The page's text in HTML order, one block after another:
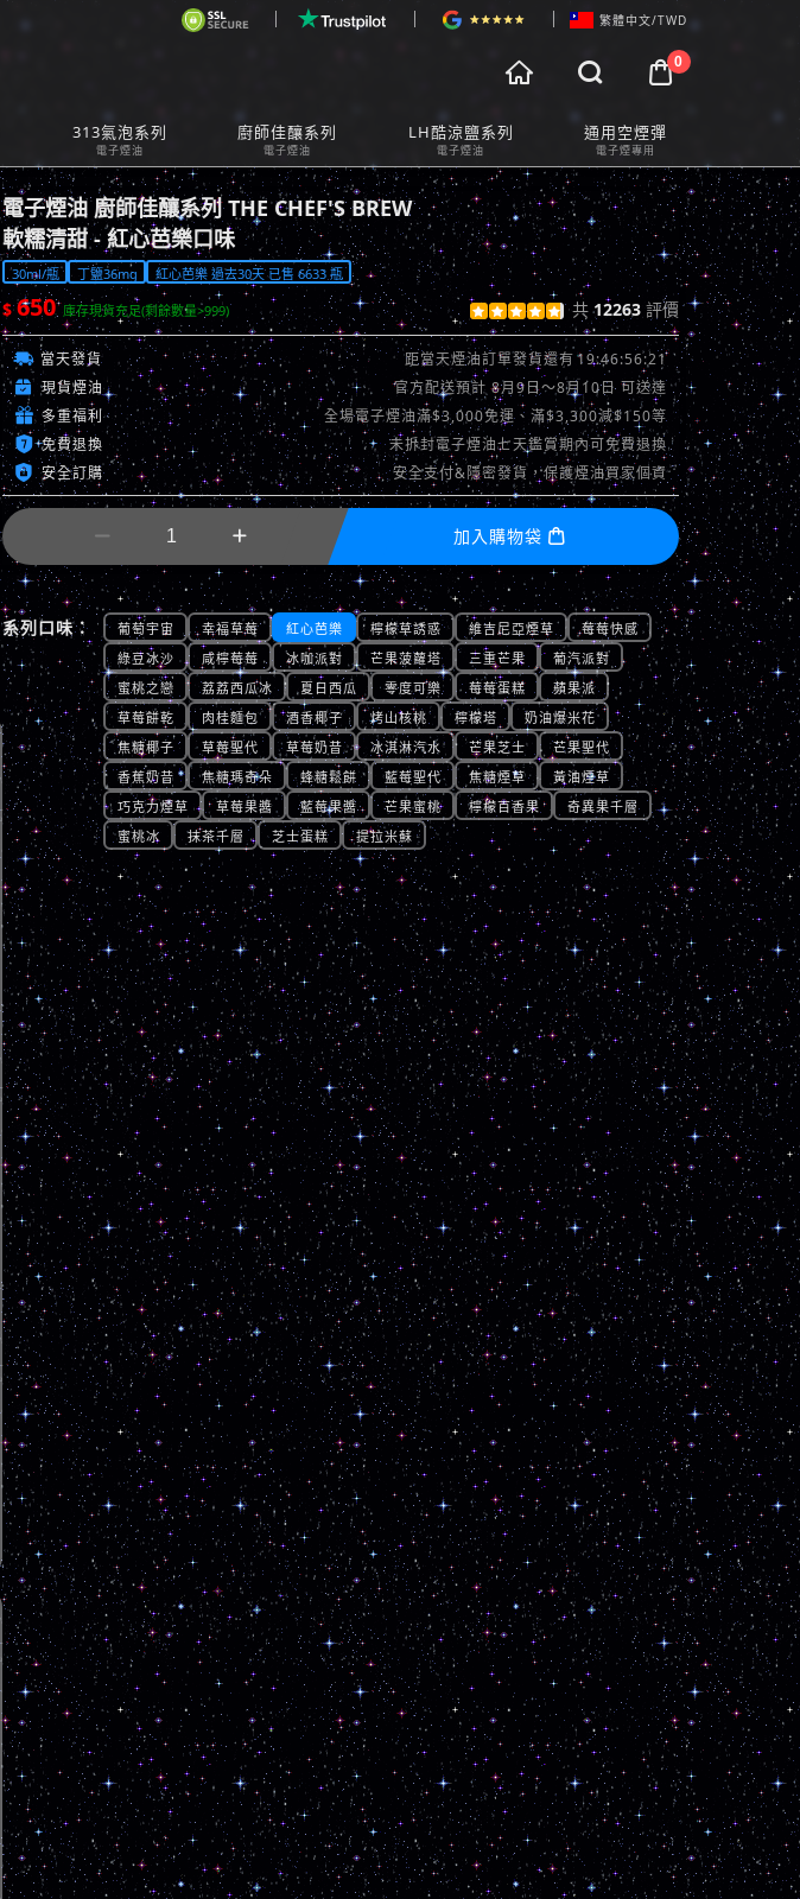
繁體中文/TWD
  0
購物車預覽
Cart Preview
313氣泡系列
電子煙油
廚師佳釀系列
電子煙油
LH酷涼鹽系列
電子煙油
通用空煙彈
電子煙專用
電子煙油 廚師佳釀系列 THE CHEF'S BREW
軟糯清甜 - 紅心芭樂口味
30ml/瓶 丁鹽36mg 紅心芭樂 過去30天 已售 6633 瓶
$650 庫存現貨充足(剩餘數量>999)      共12263 評價
查看評價 >>
 當天發貨 距當天煙油訂單發貨還有19:46:54:41
 現貨煙油 官方配送預計 8月9日～8月10日 可送達
 多重福利 全場電子煙油滿$3,000免運、滿$3,300減$150等
 免費退換 未拆封電子煙油七天鑑賞期內可免費退換
 安全訂購 安全支付&隱密發貨，保護煙油買家個資
  加入購物袋 
系列口味： 葡萄宇宙 幸福草莓 紅心芭樂 檸檬草誘惑 維吉尼亞煙草
莓莓快感
綠豆冰沙
咸檸莓莓 冰咖派對 芒果菠蘿塔 三重芒果
葡汽派對
蜜桃之戀
荔荔西瓜冰 夏日西瓜 零度可樂 莓莓蛋糕
蘋果派
草莓餅乾
肉桂麵包 酒香椰子 烤山核桃 檸檬塔
奶油爆米花
焦糖椰子
草莓聖代 草莓奶昔 冰淇淋汽水 芒果芝士
芒果聖代
香蕉奶昔
焦糖瑪奇朵 蜂糖鬆餅 藍莓聖代 焦糖煙草
黃油煙草
巧克力煙草
草莓果醬 藍莓果醬 芒果蜜桃 檸檬百香果
奇異果千層
蜜桃冰
抹茶千層 芝士蛋糕 提拉米蘇